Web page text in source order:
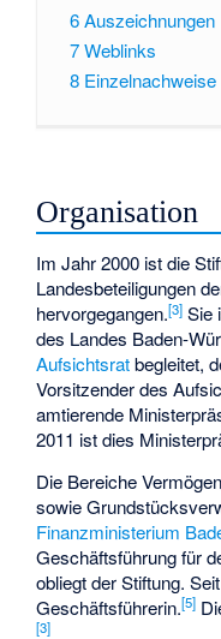
6Auszeichnungen
7Weblinks
8 Einzelnachweise
Organisation
Im Jahr 2000 ist die
Landesbeteiligungen
hervorgegangen.[3] Sie
des Landes Baden-
Aufsichtsratbegleitet,
Vorsitzender des
amtierende
2011 ist dies
Die Bereiche
sowie
Finanzministerium
Geschäftsführung für
obliegt der Stiftung.
Geschäftsführerin.[5]
[3]